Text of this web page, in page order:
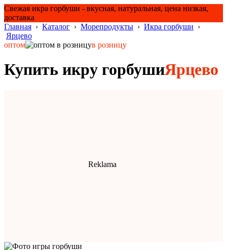
Свежая икра горбуши - вкусная, натуральная, цена низкая,
доставка
Главная › Каталог › Морепродукты › Икра горбуши ›
Ярцево
оптом
в розницу
Купить икру горбушиЯрцево